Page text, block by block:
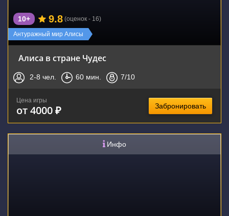
Антуражный мир Алисы
10+ 9.8 (оценок - 16)
Алиса в стране Чудес
2-8 чел. 60 мин. 7/10
Цена игры
от 4000 ₽ Забронировать
Инфо